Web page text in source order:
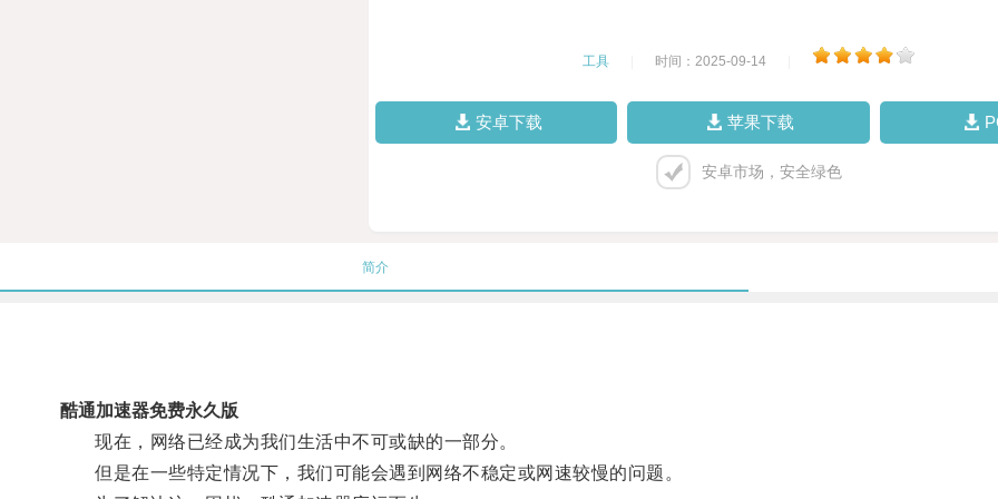
工具 时间：2025-09-14
安卓下载 苹果下载
安卓市场，安全绿色
简介
酷通加速器免费永久版
现在，网络已经成为我们生活中不可或缺的一部分。
但是在一些特定情况下，我们可能会遇到网络不稳定或网速较慢的问题。